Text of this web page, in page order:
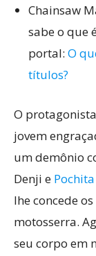
Chainsaw
sabe o que
portal: O
títulos?
O
jovem
um demônio
Denji e Pochita
lhe concede
motosserra.
seu corpo em